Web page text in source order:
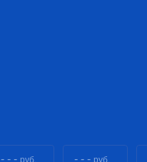
- - - руб.
- - - руб.